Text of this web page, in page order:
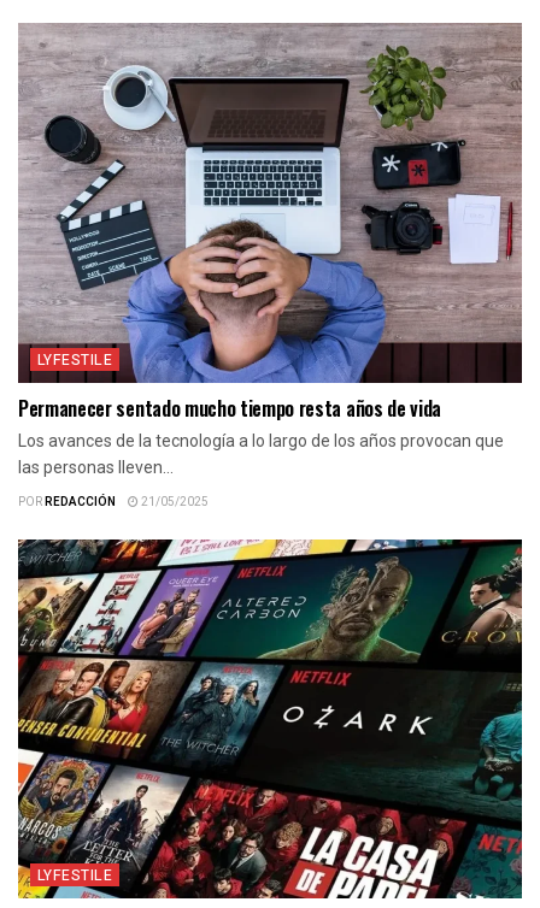
LYFESTILE
Permanecer sentado mucho tiempo resta años de vida
Los avances de la tecnología a lo largo de los años provocan que
las personas lleven...
PORREDACCIÓN 21/05/2025
LYFESTILE